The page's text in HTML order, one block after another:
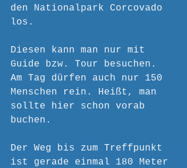
den Nationalpark Corcovado
los.
Diesen kann man nur mit
Guide bzw. Tour besuchen.
Am Tag dürfen auch nur 150
Menschen rein. Heißt, man
sollte hier schon vorab
buchen.
Der Weg bis zum Treffpunkt
ist gerade einmal 180 Meter